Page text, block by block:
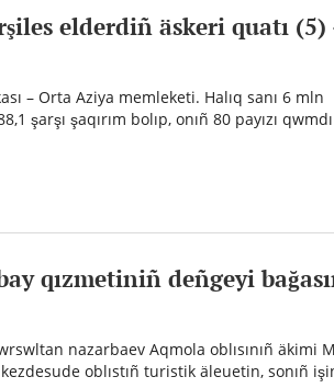
elderdiñ äskeri quatı (5)
– Orta Aziya memleketi. Halıq sanı 6 mln
şarşı şaqırım bolıp, onıñ 80 payızı
qızmetiniñ deñgeyi
nazarbaev Aqmola oblısınıñ äkimi
oblıstıñ turistik äleuetin, sonıñ